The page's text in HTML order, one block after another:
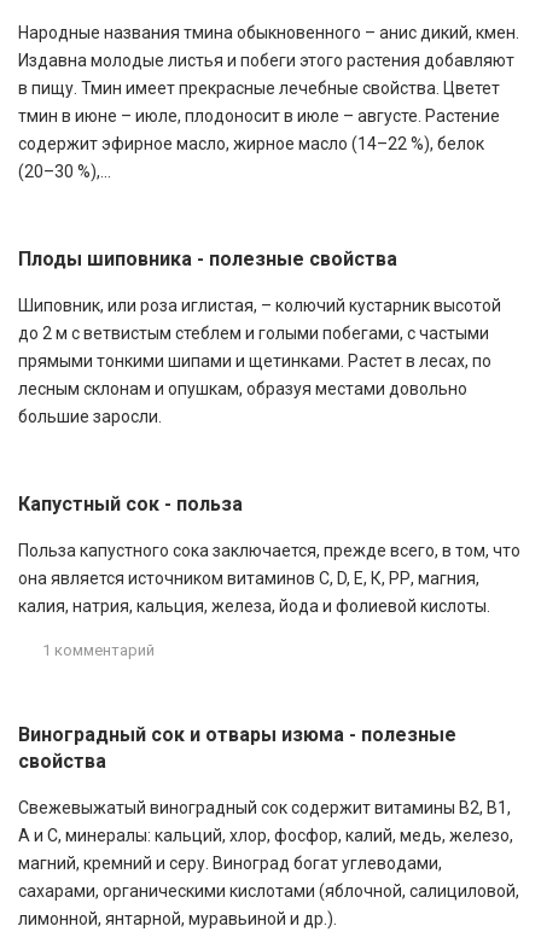
Народные названия тмина обыкновенного – анис дикий, кмен.
Издавна молодые листья и побеги этого растения добавляют
в пищу. Тмин имеет прекрасные лечебные свойства. Цветет
тмин в июне – июле, плодоносит в июле – августе. Растение
содержит эфирное масло, жирное масло (14–22 %), белок
(20–30 %),...
Плоды шиповника - полезные свойства
Шиповник, или роза иглистая, – колючий кустарник высотой
до 2 м с ветвистым стеблем и голыми побегами, с частыми
прямыми тонкими шипами и щетинками. Растет в лесах, по
лесным склонам и опушкам, образуя местами довольно
большие заросли.
Капустный сок - польза
Польза капустного сока заключается, прежде всего, в том, что
она является источником витаминов С, D, Е, К, РР, магния,
калия, натрия, кальция, железа, йода и фолиевой кислоты.
1 комментарий
Виноградный сок и отвары изюма - полезные
свойства
Свежевыжатый виноградный сок содержит витамины В2, В1,
А и С, минералы: кальций, хлор, фосфор, калий, медь, железо,
магний, кремний и серу. Виноград богат углеводами,
сахарами, органическими кислотами (яблочной, салициловой,
лимонной, янтарной, муравьиной и др.).